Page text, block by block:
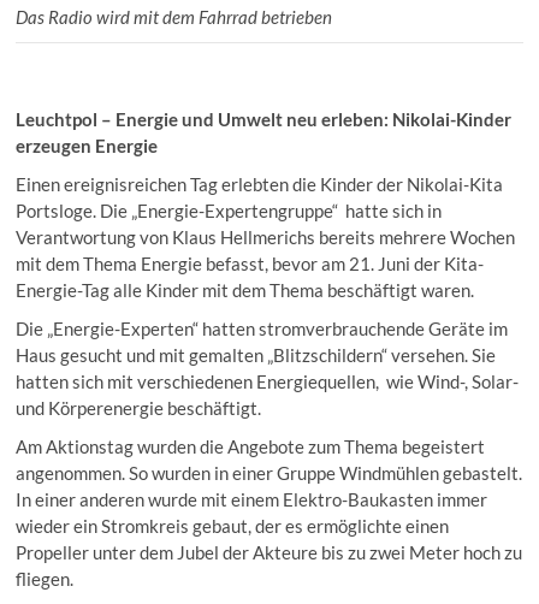
Das Radio wird mit dem Fahrrad betrieben
Leuchtpol – Energie und Umwelt neu erleben: Nikolai-Kinder
erzeugen Energie
Einen ereignisreichen Tag erlebten die Kinder der Nikolai-Kita
Portsloge. Die „Energie-Expertengruppe“ hatte sich in
Verantwortung von Klaus Hellmerichs bereits mehrere Wochen
mit dem Thema Energie befasst, bevor am 21. Juni der Kita-
Energie-Tag alle Kinder mit dem Thema beschäftigt waren.
Die „Energie-Experten“ hatten stromverbrauchende Geräte im
Haus gesucht und mit gemalten „Blitzschildern“ versehen. Sie
hatten sich mit verschiedenen Energiequellen, wie Wind-, Solar-
und Körperenergie beschäftigt.
Am Aktionstag wurden die Angebote zum Thema begeistert
angenommen. So wurden in einer Gruppe Windmühlen gebastelt.
In einer anderen wurde mit einem Elektro-Baukasten immer
wieder ein Stromkreis gebaut, der es ermöglichte einen
Propeller unter dem Jubel der Akteure bis zu zwei Meter hoch zu
fliegen.